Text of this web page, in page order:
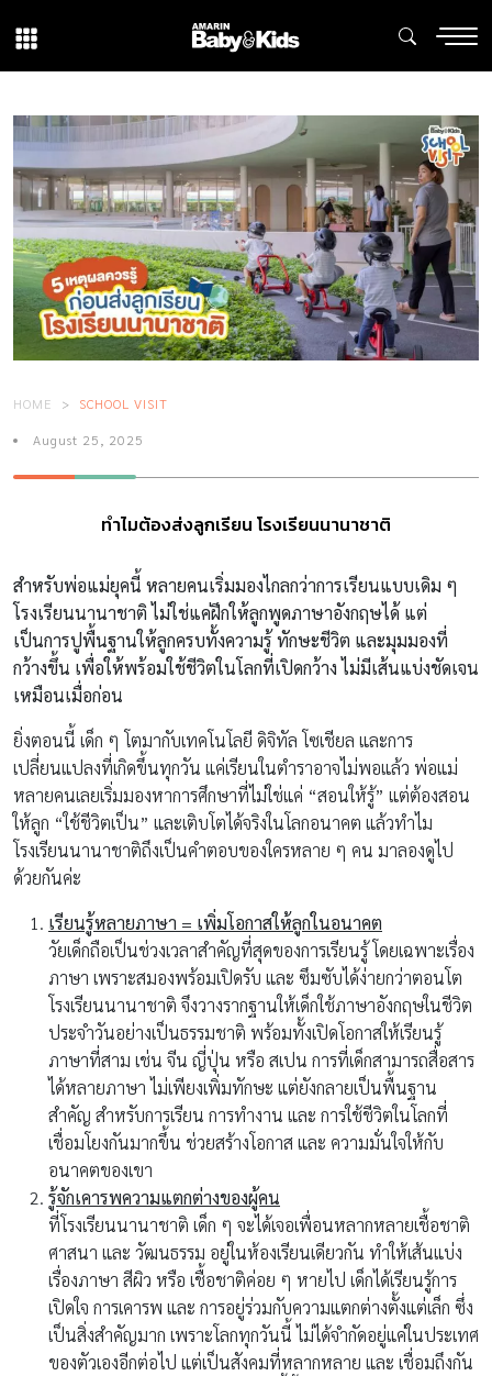
HOME SCHOOL VISIT
August 25, 2025
ทำไมต้องส่งลูกเรียน โรงเรียนนานาชาติ
สำหรับพ่อแม่ยุคนี้ หลายคนเริ่มมองไกลกว่าการเรียนแบบเดิม ๆ
โรงเรียนนานาชาติ ไม่ใช่แค่ฝึกให้ลูกพูดภาษาอังกฤษได้ แต่
เป็นการปูพื้นฐานให้ลูกครบทั้งความรู้ ทักษะชีวิต และมุมมองที่
กว้างขึ้น เพื่อให้พร้อมใช้ชีวิตในโลกที่เปิดกว้าง ไม่มีเส้นแบ่งชัดเจน
เหมือนเมื่อก่อน
ยิ่งตอนนี้ เด็ก ๆ โตมากับเทคโนโลยี ดิจิทัล โซเชียล และการ
เปลี่ยนแปลงที่เกิดขึ้นทุกวัน แค่เรียนในตำราอาจไม่พอแล้ว พ่อแม่
หลายคนเลยเริ่มมองหาการศึกษาที่ไม่ใช่แค่ “สอนให้รู้” แต่ต้องสอน
ให้ลูก “ใช้ชีวิตเป็น” และเติบโตได้จริงในโลกอนาคต แล้วทำไม
โรงเรียนนานาชาติถึงเป็นคำตอบของใครหลาย ๆ คน มาลองดูไป
ด้วยกันค่ะ
เรียนรู้หลายภาษา = เพิ่มโอกาสให้ลูกในอนาคต
วัยเด็กถือเป็นช่วงเวลาสำคัญที่สุดของการเรียนรู้ โดยเฉพาะเรื่อง
ภาษา เพราะสมองพร้อมเปิดรับ และ ซึมซับได้ง่ายกว่าตอนโต
โรงเรียนนานาชาติ จึงวางรากฐานให้เด็กใช้ภาษาอังกฤษในชีวิต
ประจำวันอย่างเป็นธรรมชาติ พร้อมทั้งเปิดโอกาสให้เรียนรู้
ภาษาที่สาม เช่น จีน ญี่ปุ่น หรือ สเปน การที่เด็กสามารถสื่อสาร
ได้หลายภาษา ไม่เพียงเพิ่มทักษะ แต่ยังกลายเป็นพื้นฐาน
สำคัญ สำหรับการเรียน การทำงาน และ การใช้ชีวิตในโลกที่
เชื่อมโยงกันมากขึ้น ช่วยสร้างโอกาส และ ความมั่นใจให้กับ
อนาคตของเขา
รู้จักเคารพความแตกต่างของผู้คน
ที่โรงเรียนนานาชาติ เด็ก ๆ จะได้เจอเพื่อนหลากหลายเชื้อชาติ
ศาสนา และ วัฒนธรรม อยู่ในห้องเรียนเดียวกัน ทำให้เส้นแบ่ง
เรื่องภาษา สีผิว หรือ เชื้อชาติค่อย ๆ หายไป เด็กได้เรียนรู้การ
เปิดใจ การเคารพ และ การอยู่ร่วมกับความแตกต่างตั้งแต่เล็ก ซึ่ง
เป็นสิ่งสำคัญมาก เพราะโลกทุกวันนี้ ไม่ได้จำกัดอยู่แค่ในประเทศ
ของตัวเองอีกต่อไป แต่เป็นสังคมที่หลากหลาย และ เชื่อมถึงกัน